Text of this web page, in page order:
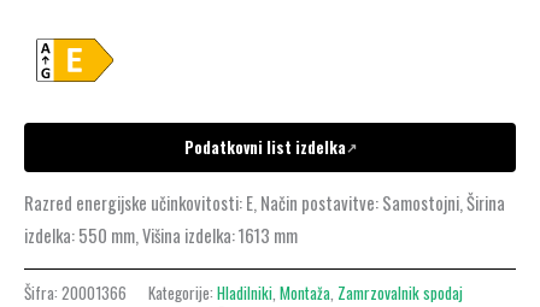
Podatkovni list izdelka↗
Razred energijske učinkovitosti: E, Način postavitve: Samostojni, Širina
izdelka: 550 mm, Višina izdelka: 1613 mm
Šifra: 20001366 Kategorije: Hladilniki Montaža Zamrzovalnik spodaj